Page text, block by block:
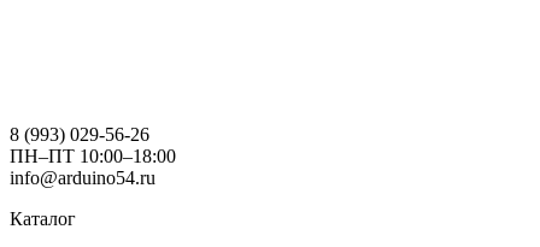
8 (993) 029-56-26
ПН–ПТ 10:00–18:00
info@arduino54.ru
Каталог